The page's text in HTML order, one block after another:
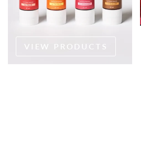
VIEW PRODUCTS